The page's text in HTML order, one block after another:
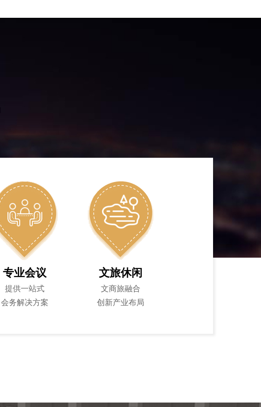
专业会议
提供一站式
会务解决方案
文旅休闲
文商旅融合
创新产业布局